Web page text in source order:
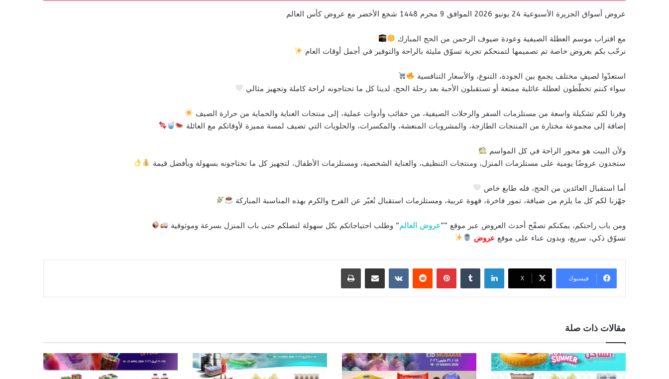
عروض أسواق الجزيرة الأسبوعية 24 يونيو 2026 الموافق 9 محرم 1448 شجع الأخضر مع عروض كأس العالم
مع اقتراب موسم العطلة الصيفية وعودة ضيوف الرحمن من الحج المبارك
نرحّب بكم بعروض خاصة تم تصميمها لتمنحكم تجربة تسوّق مليئة بالراحة والتوفير في أجمل أوقات العام
استعدّوا لصيفٍ مختلف يجمع بين الجودة، التنوع، والأسعار التنافسية
سواء كنتم تخطّطون لعطلة عائلية ممتعة أو تستقبلون الأحبة بعد رحلة الحج، لدينا كل ما تحتاجونه لراحة كاملة وتجهيز مثالي
وفرنا لكم تشكيلة واسعة من مستلزمات السفر والرحلات الصيفية، من حقائب وأدوات عملية، إلى منتجات العناية والحماية من حرارة الصيف
إضافة إلى مجموعة مختارة من المنتجات الطازجة، والمشروبات المنعشة، والمكسرات، والحلويات التي تضيف لمسة مميزة لأوقاتكم مع العائلة
ولأن البيت هو محور الراحة في كل المواسم
ستجدون عروضًا يومية على مستلزمات المنزل، ومنتجات التنظيف، والعناية الشخصية، ومستلزمات الأطفال، لتجهيز كل ما تحتاجونه بسهولة وبأفضل قيمة
أما استقبال العائدين من الحج، فله طابع خاص
جهّزنا لكم كل ما يلزم من ضيافة، تمور فاخرة، قهوة عربية، ومستلزمات استقبال تُعبّر عن الفرح والكرم بهذه المناسبة المباركة
ومن باب راحتكم، يمكنكم تصفّح أحدث العروض عبر موقع “”عروض العالم” وطلب احتياجاتكم بكل سهولة لتصلكم حتى باب المنزل بسرعة وموثوقية
تسوّق ذكي، سريع، وبدون عناء على موقع عروض
فيسبوك ‫X
لينكدإن بينتيريست مشاركة عبر البريد طباعة
مقالات ذات صلة